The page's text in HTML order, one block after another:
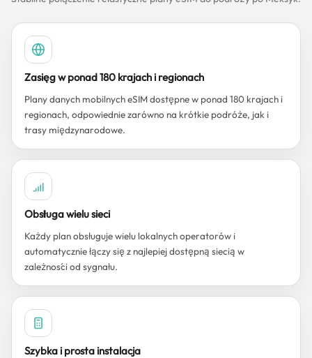
Zasięg w ponad 180 krajach i regionach
Plany danych mobilnych eSIM dostępne w ponad 180 krajach i
regionach, odpowiednie zarówno na krótkie podróże, jak i
trasy międzynarodowe.
Obsługa wielu sieci
Każdy plan obsługuje wielu lokalnych operatorów i
automatycznie łączy się z najlepiej dostępną siecią w
zależności od sygnału.
Szybka i prosta instalacja